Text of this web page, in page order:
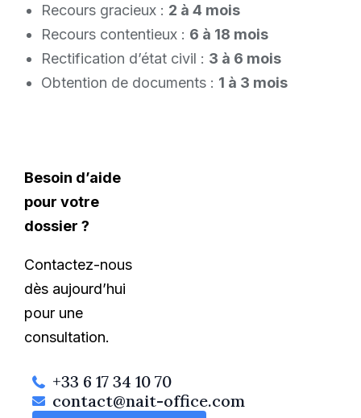
Recours gracieux : 2 à 4 mois
Recours contentieux : 6 à 18 mois
Rectification d’état civil : 3 à 6 mois
Obtention de documents : 1 à 3 mois
Besoin d’aide
pour votre
dossier ?
Contactez-nous
dès aujourd’hui
pour une
consultation.
+33 6 17 34 10 70
contact@nait-office.com